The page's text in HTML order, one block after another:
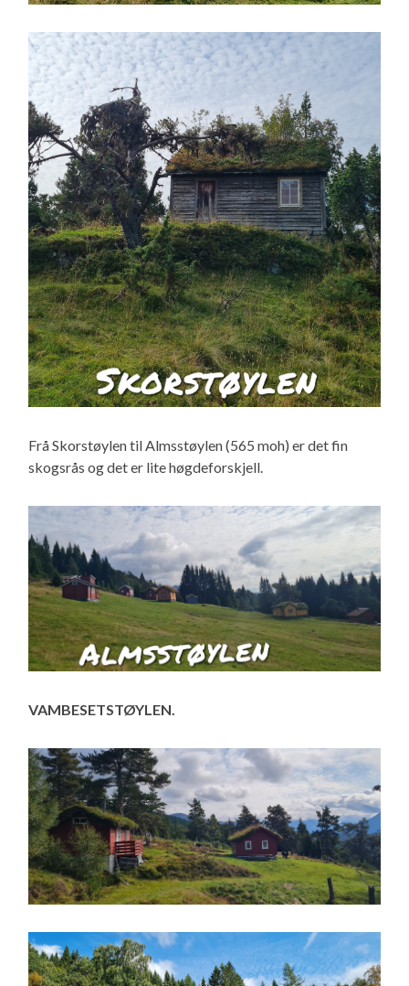
Frå Skorstøylen til Almsstøylen (565 moh) er det fin
skogsrås og det er lite høgdeforskjell.
VAMBESETSTØYLEN.